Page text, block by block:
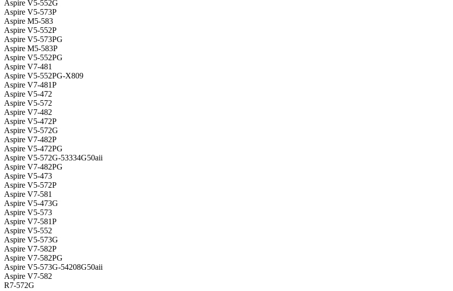
Aspire V5-552G
Aspire V5-573P
Aspire M5-583
Aspire V5-552P
Aspire V5-573PG
Aspire M5-583P
Aspire V5-552PG
Aspire V7-481
Aspire V5-552PG-X809
Aspire V7-481P
Aspire V5-472
Aspire V5-572
Aspire V7-482
Aspire V5-472P
Aspire V5-572G
Aspire V7-482P
Aspire V5-472PG
Aspire V5-572G-53334G50aii
Aspire V7-482PG
Aspire V5-473
Aspire V5-572P
Aspire V7-581
Aspire V5-473G
Aspire V5-573
Aspire V7-581P
Aspire V5-552
Aspire V5-573G
Aspire V7-582P
Aspire V7-582PG
Aspire V5-573G-54208G50aii
Aspire V7-582
R7-572G